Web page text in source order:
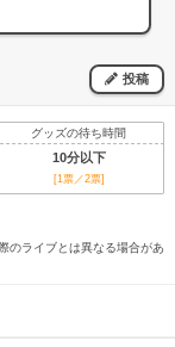
投稿
グッズの待ち時間
10分以下
[1票／2票]
のライブとは異なる場合があ